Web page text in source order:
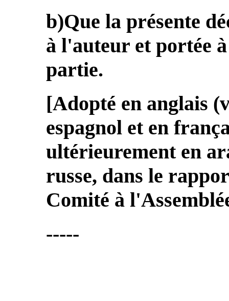
b)Que la présente
à l'auteur et portée
partie.
[Adopté en anglais
espagnol et en
ultérieurement en
russe, dans le
Comité à
-----